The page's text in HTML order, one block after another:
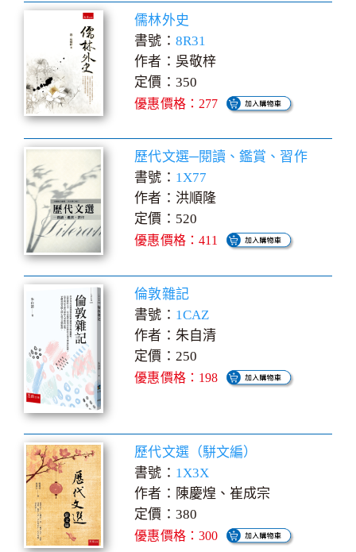
儒林外史
書號： 8R31
作者：吳敬梓
定價：350
優惠價格：277
歷代文選─閱讀、鑑賞、習作
書號： 1X77
作者：洪順隆
定價：520
優惠價格：411
倫敦雜記
書號： 1CAZ
作者：朱自清
定價：250
優惠價格：198
歷代文選（駢文編）
書號： 1X3X
作者：陳慶煌、崔成宗
定價：380
優惠價格：300